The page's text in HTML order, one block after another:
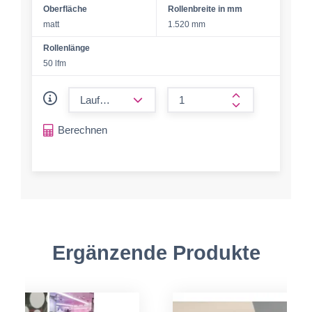
Oberfläche
matt
Rollenbreite in mm
1.520 mm
Rollenlänge
50 lfm
form.increase-
Berechnen
Ergänzende Produkte